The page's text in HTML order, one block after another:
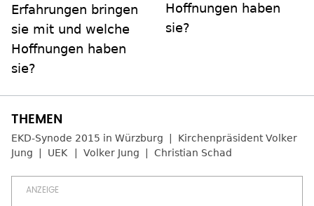
Erfahrungen bringen
sie mit und welche
Hoffnungen haben
sie?
Hoffnungen haben
sie?
EKD-Synode 2015 in Würzburg
Kirchenpräsident Volker
Jung
UEK Volker Jung Christian Schad